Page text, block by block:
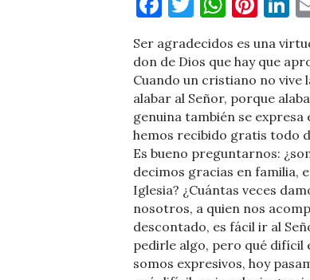
Ser agradecidos es una
don de Dios que hay que
Cuando un cristiano no vive
alabar al Señor, porque
genuina también se
hemos recibido gratis todo
Es bueno preguntarnos:
decimos gracias en familia,
Iglesia? ¿Cuántas veces
nosotros, a quien nos
descontado, es fácil ir al
pedirle algo, pero qué difícil
somos expresivos, hoy